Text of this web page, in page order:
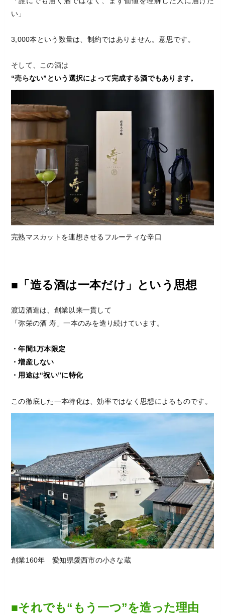
い」
3,000本という数量は、制約ではありません。意思です。
そして、この酒は
“売らない”という選択によって完成する酒でもあります。
完熟マスカットを連想させるフルーティな辛口
■「造る酒は一本だけ」という思想
渡辺酒造は、創業以来一貫して
「弥栄の酒 寿」一本のみを造り続けています。
・年間1万本限定
・増産しない
・用途は“祝い”に特化
この徹底した一本特化は、効率ではなく思想によるものです。
創業160年 愛知県愛西市の小さな蔵
■それでも“もう一つ”を造った理由